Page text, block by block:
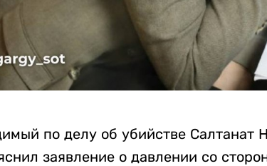
по делу об убийстве Салтанат
заявление о давлении со